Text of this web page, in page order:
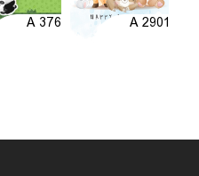
A 2901
A 376